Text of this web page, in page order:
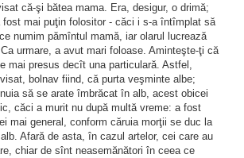
că-şi bătea mama. Era, desigur, o drimă;
mai puţin folositor - căci i s-a întîmplat să
numim pămîntul mamă, iar olarul lucrează
urmare, a avut mari foloase. Aminteşte-ţi că
mai presus decît una particulară. Astfel,
bolnav fiind, că purta veşminte albe;
să se arate îmbrăcat în alb, acest obicei
căci a murit nu după multă vreme: a fost
mai general, conform căruia morţii se duc la
Afară de asta, în cazul artelor, cei care au
chiar de sînt neasemănători în ceea ce